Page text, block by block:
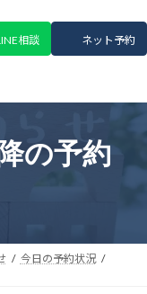
相談 ネット予約
の予約
今日の予約状況